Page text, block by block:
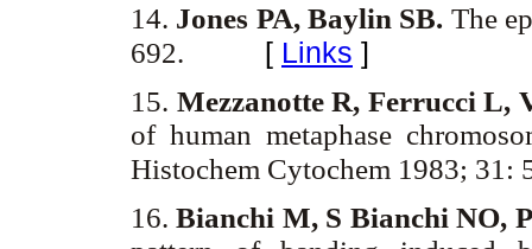
14. Jones PA, Baylin SB. The
692.
[ Links ]
15. Mezzanotte R, Ferrucci L,
of human metaphase
Histochem Cytochem 1983;
16.Bianchi M, S Bianchi NO,